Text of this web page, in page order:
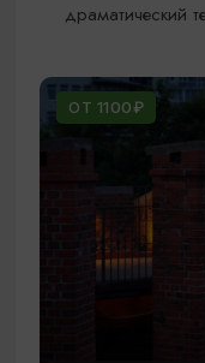
драматический
ОТ 1100₽